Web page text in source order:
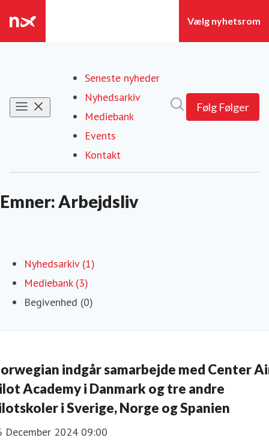
Seneste nyheder
Nyhedsarkiv
Mediebank
Events
Kontakt
Følg Følger
Emner: Arbejdsliv
Nyhedsarkiv (1)
Mediebank (3)
Begivenhed (0)
indgår samarbejde med Center
Academy i Danmark og tre andre
i Sverige, Norge og Spanien
December 2024 09:00